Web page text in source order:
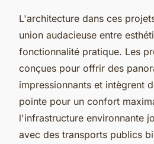
L'architecture dans ces
union audacieuse entre
fonctionnalité pratique. Les
conçues pour offrir des
impressionnants et intègrent
pointe pour un confort
l'infrastructure environnante
avec des transports publics